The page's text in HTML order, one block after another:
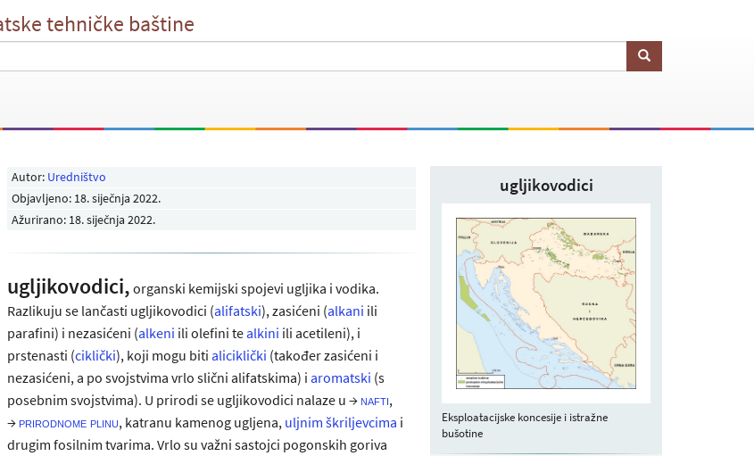
tehničke baštine
Autor: Uredništvo
Objavljeno: 18. siječnja 2022.
Ažurirano: 18. siječnja 2022.
ugljikovodici, organski kemijski spojevi ugljika i vodika.
Razlikuju se lančasti ugljikovodici (alifatski), zasićeni (alkani ili
parafini) i nezasićeni (alkeni ili olefini tealkini ili acetileni), i
prstenasti (ciklički), koji mogu biti aliciklički (također zasićeni i
nezasićeni, a po svojstvima vrlo slični alifatskima) i aromatski (s
posebnim svojstvima). U prirodi se ugljikovodici nalaze u → nafti,
→ prirodnome plinu, katranu kamenog ugljena, uljnim škriljevcima i
drugim fosilnim tvarima. Vrlo su važni sastojci pogonskih goriva
ugljikovodici
Eksploatacijske koncesije i istražne
bušotine